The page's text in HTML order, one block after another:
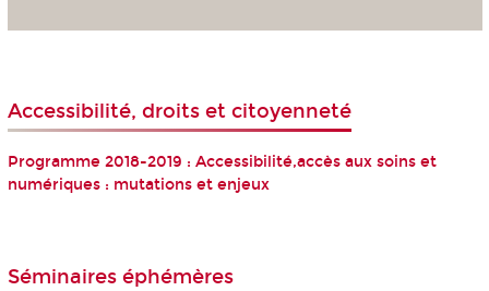
Accessibilité, droits et citoyenneté
Programme 2018-2019 : Accessibilité,accès aux soins et
numériques : mutations et enjeux
Séminaires éphémères